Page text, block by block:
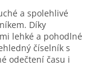
a spolehlivé
Díky
lehké a pohodlné
číselník s
odečtení času i